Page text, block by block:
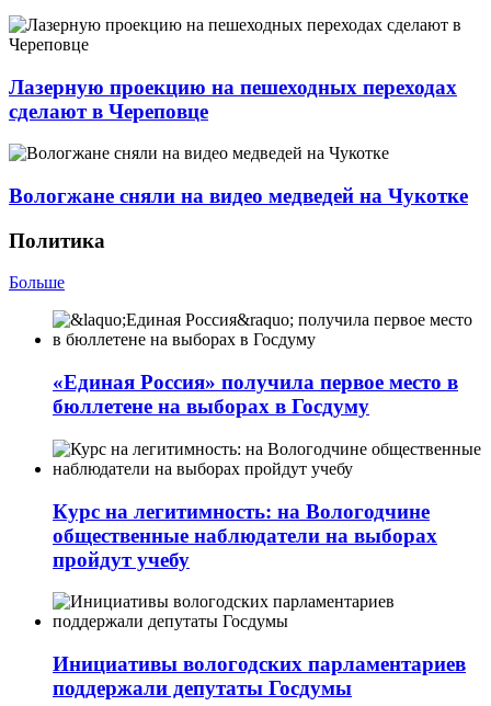
Лазерную проекцию на пешеходных переходах
сделают в Череповце
Вологжане сняли на видео медведей на Чукотке
Политика
Больше
«Единая Россия» получила первое место в
бюллетене на выборах в Госдуму
Курс на легитимность: на Вологодчине
общественные наблюдатели на выборах
пройдут учебу
Инициативы вологодских парламентариев
поддержали депутаты Госдумы